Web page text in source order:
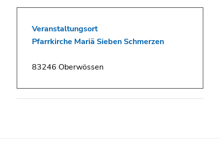
Veranstaltungsort
Pfarrkirche Mariä Sieben Schmerzen
83246 Oberwössen